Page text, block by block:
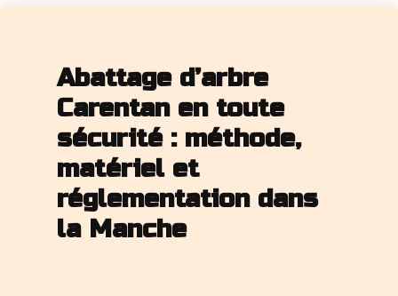
Abattage d’arbre
Carentan en toute
sécurité : méthode,
matériel et
réglementation dans
la Manche